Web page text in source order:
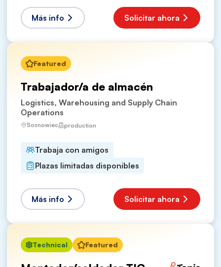
Más info Solicitar ahora
Featured
Trabajador/a de almacén
Logistics, Warehousing and Supply Chain
Operations
Sosnowiec production
Trabaja con amigos
Plazas limitadas disponibles
Más info Solicitar ahora
Technical Featured